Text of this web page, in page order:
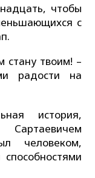
чтобы
с
стану твоим! –
радости на
история,
человеком,